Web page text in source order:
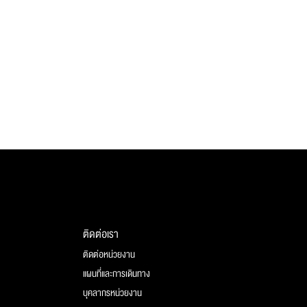
ติดต่อเรา
ติดต่อหน่วยงาน
แผนที่และการเดินทาง
บุคลากรหน่วยงาน